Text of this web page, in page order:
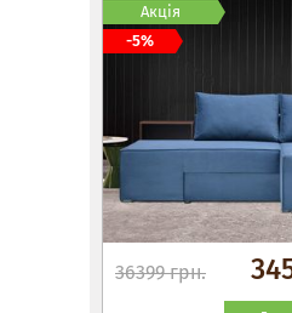
36399 грн.
Акція
-5%